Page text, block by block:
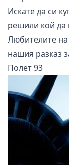
Искате да си
решили кой да
Любителите на
нашия разказ
Полет 93